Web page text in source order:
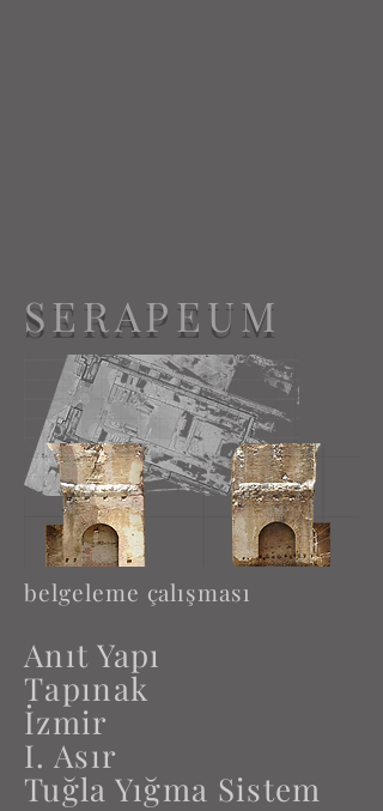
SERAPEUM
belgeleme çalışması
Anıt Yapı
Tapınak
İzmir
I. Asır
Tuğla Yığma Sistem